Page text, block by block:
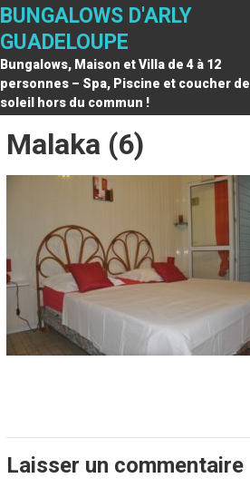
Skip
content
BUNGALOWS D'ARLY
GUADELOUPE
Bungalows, Maison et Villa de 4 à 12
personnes – Spa, Piscine et coucher de
soleil hors du commun !
Malaka (6)
Laisser un commentaire